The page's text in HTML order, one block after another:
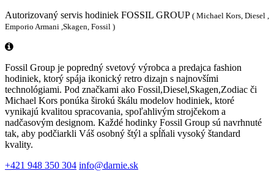
Autorizovaný servis hodiniek FOSSIL GROUP ( Michael Kors, Diesel ,
Emporio Armani ,Skagen, Fossil )
Fossil Group je popredný svetový výrobca a predajca fashion
hodiniek, ktorý spája ikonický retro dizajn s najnovšími
technológiami. Pod značkami ako Fossil,Diesel,Skagen,Zodiac či
Michael Kors ponúka širokú škálu modelov hodiniek, ktoré
vynikajú kvalitou spracovania, spoľahlivým strojčekom a
nadčasovým designom. Každé hodinky Fossil Group sú navrhnuté
tak, aby podčiarkli Váš osobný štýl a spĺňali vysoký štandard
kvality.
+421 948 350 304 info@darnie.sk